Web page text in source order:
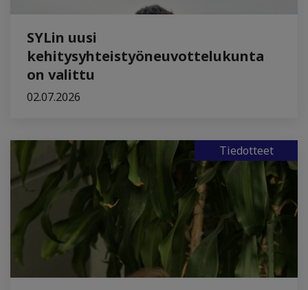
SYLin uusi
kehitysyhteistyöneuvottelukunta
on valittu
02.07.2026
Tiedotteet